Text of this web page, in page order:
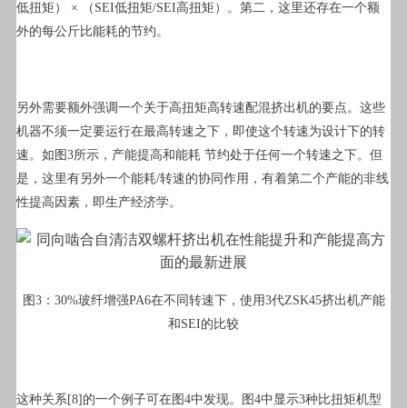
低扭矩） × （SEI低扭矩/SEI高扭矩）。第二，这里还存在一个额
外的每公斤比能耗的节约。
另外需要额外强调一个关于高扭矩高转速配混挤出机的要点。这些
机器不须一定要运行在最高转速之下，即使这个转速为设计下的转
速。如图3所示，产能提高和能耗 节约处于任何一个转速之下。但
是，这里有另外一个能耗/转速的协同作用，有着第二个产能的非线
性提高因素，即生产经济学。
图3：30%玻纤增强PA6在不同转速下，使用3代ZSK45挤出机产能
和SEI的比较
这种关系[8]的一个例子可在图4中发现。图4中显示3种比扭矩机型